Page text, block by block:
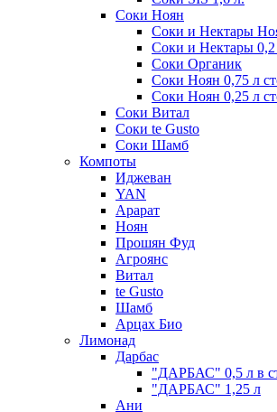
Соки Ноян
Соки и Нектары
Соки и Нектары 0,2
Соки Органик
Соки Ноян 0,75 л
Соки Ноян 0,25 л
Соки Витал
Соки te Gusto
Соки Шамб
Компоты
Иджеван
YAN
Арарат
Ноян
Прошян Фуд
Агроянс
Витал
te Gusto
Шамб
Арцах Био
Лимонад
Дарбас
"ДАРБАС" 0,5 л в
"ДАРБАС" 1,25 л
Ани